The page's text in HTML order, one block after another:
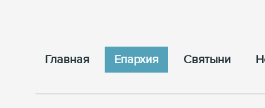
Главная Епархия Cвятыни